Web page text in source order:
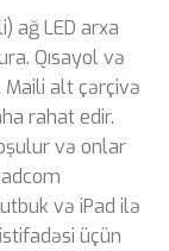
ağ LED arxa
Qısayol və
alt çərçivə
rahat edir.
və onlar
və iPad ilə
üçün